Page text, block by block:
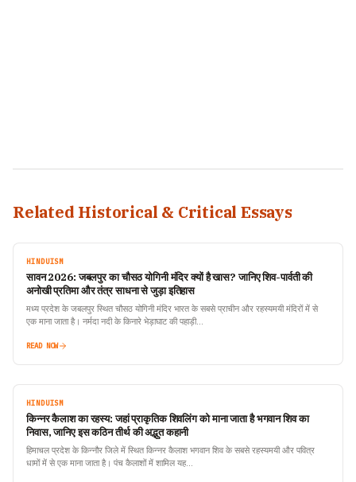
Related Historical & Critical Essays
HINDUISM
सावन 2026: जबलपुर का चौसठ योगिनी मंदिर क्यों है खास? जानिए शिव-पार्वती की
अनोखी प्रतिमा और तंत्र साधना से जुड़ा इतिहास
मध्य प्रदेश के जबलपुर स्थित चौसठ योगिनी मंदिर भारत के सबसे प्राचीन और रहस्यमयी मंदिरों में से
एक माना जाता है। नर्मदा नदी के किनारे भेड़ाघाट की पहाड़ी…
READ NOW
HINDUISM
किन्नर कैलाश का रहस्य: जहां प्राकृतिक शिवलिंग को माना जाता है भगवान शिव का
निवास, जानिए इस कठिन तीर्थ की अद्भुत कहानी
हिमाचल प्रदेश के किन्नौर जिले में स्थित किन्नर कैलाश भगवान शिव के सबसे रहस्यमयी और पवित्र
धामों में से एक माना जाता है। पंच कैलाशों में शामिल यह…